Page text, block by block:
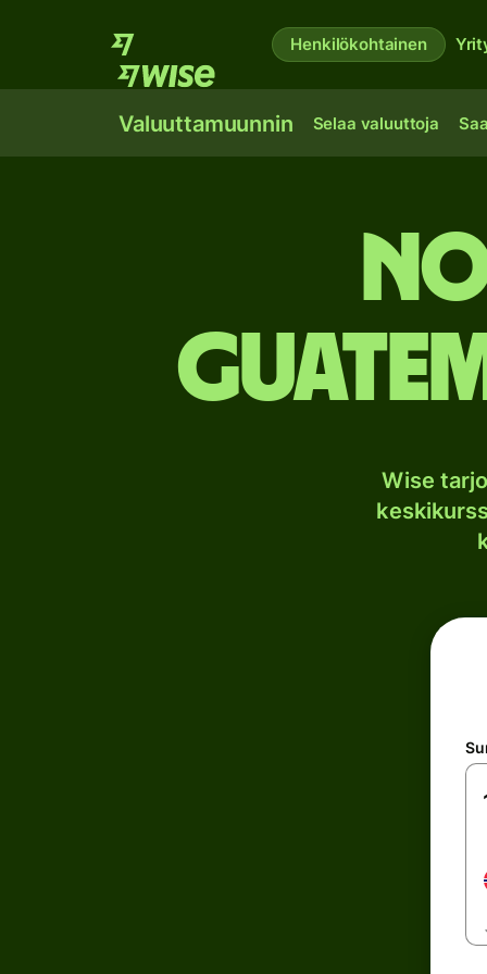
Henkilökohtainen
Valuuttamuunnin Selaa valuuttoja
Wise